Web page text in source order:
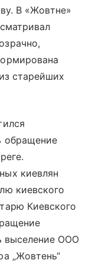
В «Жовтне»
старейших
обращение
киевлян
киевского
Киевского
выселение ООО
„Жовтень“